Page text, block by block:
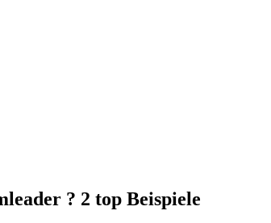
? 2 top Beispiele